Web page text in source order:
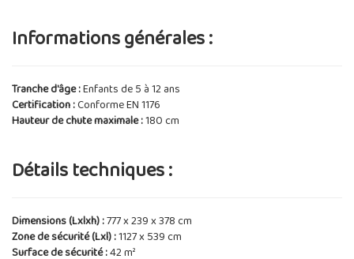
Informations générales :
Tranche d'âge :Enfants de 5 à 12 ans
Certification :Conforme EN 1176
Hauteur de chute maximale :180 cm
Détails techniques :
Dimensions (Lxlxh) :777 x 239 x 378 cm
Zone de sécurité (Lxl) :1127 x 539 cm
Surface de sécurité :42 m²